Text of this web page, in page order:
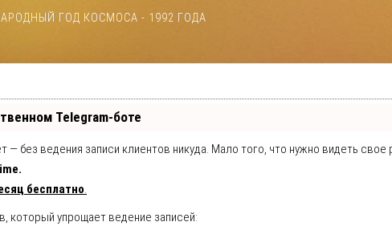
ГОД КОСМОСА - 1992 ГОДА
Telegram-боте
— без ведения записи клиентов никуда. Мало того, что нужно видеть
бесплатно.
который упрощает ведение записей: